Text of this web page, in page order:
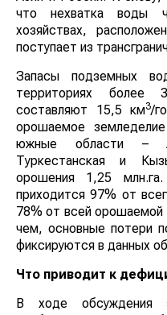
что нехватка воды
хозяйствах,
поступает из
Запасы подземных
территориях более
составляют 15,5 км3/
орошаемое
южные области –
Туркестанская и
орошения 1,25
приходится 97% от
78% от всей орошаемой
чем, основные потери
фиксируются в данных
Что приводит к
В ходе обсуждения